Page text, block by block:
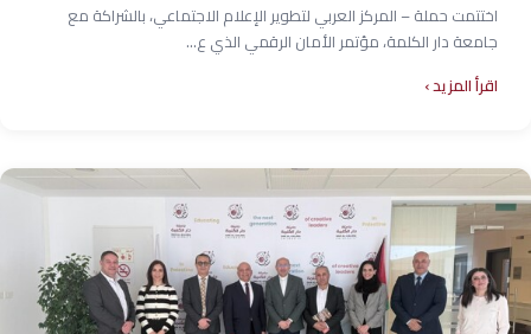
اختتمت حملة – المركز العربي لتطوير الإعلام الاجتماعي، بالشراكة مع
جامعة دار الكلمة، مؤتمر الأمان الرقمي الذي ع...
اقرأ المزيد